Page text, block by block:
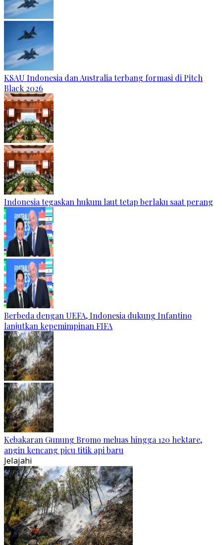
KSAU Indonesia dan Australia terbang formasi di Pitch
Black 2026
Indonesia tegaskan hukum laut tetap berlaku saat perang
Berbeda dengan UEFA, Indonesia dukung Infantino
lanjutkan kepemimpinan FIFA
Kebakaran Gunung Bromo meluas hingga 120 hektare,
angin kencang picu titik api baru
Jelajahi